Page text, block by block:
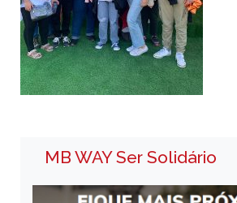
MB WAY Ser Solidário